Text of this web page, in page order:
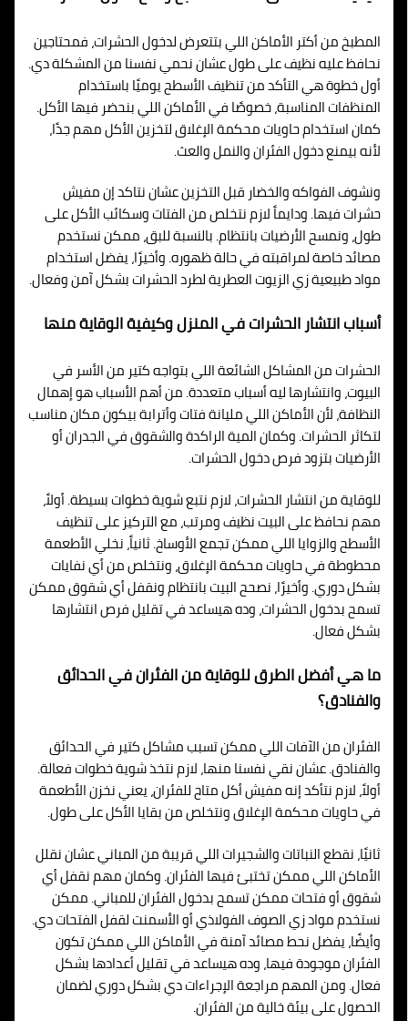
المطبخ من أكتر الأماكن اللي بتتعرض لدخول الحشرات، فمحتاجين
نحافظ عليه نظيف على طول عشان نحمي نفسنا من المشكلة دي.
أول خطوة هي التأكد من تنظيف الأسطح يوميًا باستخدام
المنظفات المناسبة، خصوصًا في الأماكن اللي بنحضر فيها الأكل.
كمان استخدام حاويات محكمة الإغلاق لتخزين الأكل مهم جدًا،
لأنه بيمنع دخول الفئران والنمل والعث.
ونشوف الفواكه والخضار قبل التخزين عشان نتاكد إن مفيش
حشرات فيها. ودايماً لازم نتخلص من الفتات وسكائب الأكل على
طول، ونمسح الأرضيات بانتظام. بالنسبة للبق، ممكن نستخدم
مصائد خاصة لمراقبته في حالة ظهوره. وأخيرًا، يفضل استخدام
مواد طبيعية زي الزيوت العطرية لطرد الحشرات بشكل آمن وفعال.
أسباب انتشار الحشرات في المنزل وكيفية الوقاية منها
الحشرات من المشاكل الشائعة اللي بتواجه كتير من الأسر في
البيوت، وانتشارها ليه أسباب متعددة. من أهم الأسباب هو إهمال
النظافة، لأن الأماكن اللي مليانة فتات وأترابة بيكون مكان مناسب
لتكاثر الحشرات. وكمان المية الراكدة والشقوق في الجدران أو
الأرضيات بتزود فرص دخول الحشرات.
للوقاية من انتشار الحشرات، لازم نتبع شوية خطوات بسيطة. أولاً،
مهم نحافظ على البيت نظيف ومرتب، مع التركيز على تنظيف
الأسطح والزوايا اللي ممكن تجمع الأوساخ. ثانياً، نخلي الأطعمة
محطوطة في حاويات محكمة الإغلاق، ونتخلص من أي نفايات
بشكل دوري. وأخيرًا، نصحح البيت بانتظام ونقفل أي شقوق ممكن
تسمح بدخول الحشرات، وده هيساعد في تقليل فرص انتشارها
بشكل فعال.
ما هي أفضل الطرق للوقاية من الفئران في الحدائق
والفنادق؟
الفئران من الآفات اللي ممكن تسبب مشاكل كتير في الحدائق
والفنادق. عشان نقي نفسنا منها، لازم نتخذ شوية خطوات فعالة.
أولاً، لازم نتأكد إنه مفيش أكل متاح للفئران، يعني نخزن الأطعمة
في حاويات محكمة الإغلاق ونتخلص من بقايا الأكل على طول.
ثانيًا، نقطع النباتات والشجيرات اللي قريبة من المباني عشان نقلل
الأماكن اللي ممكن تختبئ فيها الفئران. وكمان مهم نقفل أي
شقوق أو فتحات ممكن تسمح بدخول الفئران للمباني. ممكن
نستخدم مواد زي الصوف الفولاذي أو الأسمنت لقفل الفتحات دي.
وأيضًا، يفضل نحط مصائد آمنة في الأماكن اللي ممكن تكون
الفئران موجودة فيها، وده هيساعد في تقليل أعدادها بشكل
فعال. ومن المهم مراجعة الإجراءات دي بشكل دوري لضمان
الحصول على بيئة خالية من الفئران.